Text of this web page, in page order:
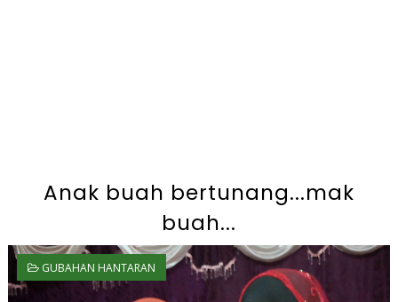
Anak buah bertunang...mak
buah...
GUBAHAN HANTARAN